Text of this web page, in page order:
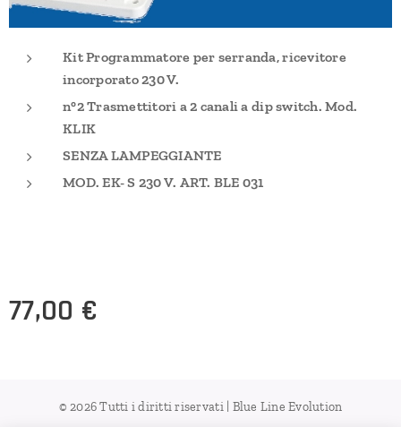
Kit Programmatore per serranda, ricevitore
incorporato 230 V.
n°2 Trasmettitori a 2 canali a dip switch. Mod.
KLIK
SENZA LAMPEGGIANTE
MOD. EK- S 230 V. ART. BLE 031
77,00 €
© 2026 Tutti i diritti riservati | Blue Line Evolution